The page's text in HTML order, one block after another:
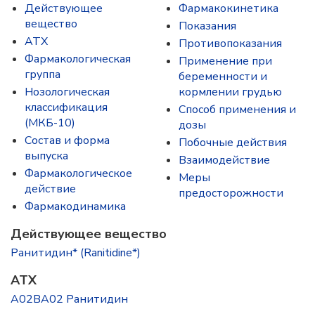
Действующее
вещество
ATX
Фармакологическая
группа
Нозологическая
классификация
(МКБ-10)
Состав и форма
выпускa
Фармакологическое
действие
Фармакодинамика
Фармакокинетика
Показания
Противопоказания
Применение при
беременности и
кормлении грудью
Способ применения и
дозы
Побочные действия
Взаимодействие
Меры
предосторожности
Действующее вещество
Ранитидин* (Ranitidine*)
ATX
A02BA02 Ранитидин